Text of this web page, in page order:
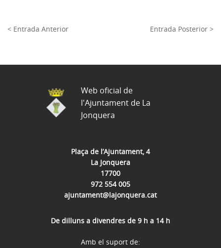
< Entrada Anterior Entrada Posterior >
Plaça de l’Ajuntament, 4
La Jonquera
17700
972 554 005
ajuntament@lajonquera.cat
De dilluns a divendres de 9 h a 14 h
Web oficial de
l'Ajuntament de La
Jonquera
Amb el suport de: